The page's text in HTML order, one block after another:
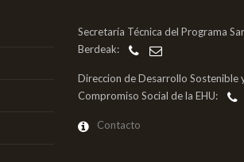
Secretaría Técnica del Programa
Berdeak:
Direccion de Desarrollo Sostenible
Compromiso Social de la EHU:
Contacto